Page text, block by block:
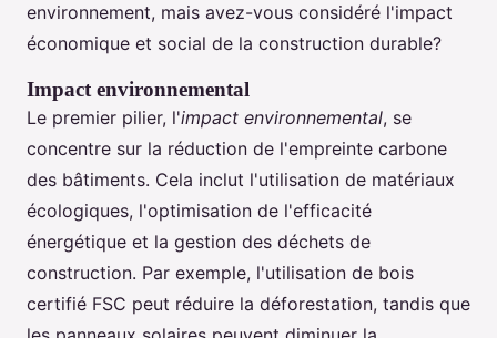
environnement, mais avez-vous considéré l'impact
économique et social de la construction durable?
Impact environnemental
Le premier pilier, l'impact environnemental, se
concentre sur la réduction de l'empreinte carbone
des bâtiments. Cela inclut l'utilisation de matériaux
écologiques, l'optimisation de l'efficacité
énergétique et la gestion des déchets de
construction. Par exemple, l'utilisation de bois
certifié FSC peut réduire la déforestation, tandis que